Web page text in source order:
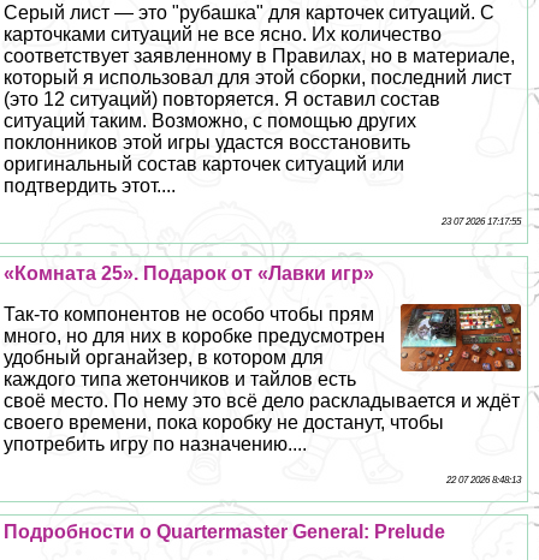
Серый лист — это "рубашка" для карточек ситуаций. С
карточками ситуаций не все ясно. Их количество
соответствует заявленному в Правилах, но в материале,
который я использовал для этой сборки, последний лист
(это 12 ситуаций) повторяется. Я оставил состав
ситуаций таким. Возможно, с помощью других
поклонников этой игры удастся восстановить
оригинальный состав карточек ситуаций или
подтвердить этот....
23 07 2026 17:17:55
«Комната 25». Подарок от «Лавки игр»
Так-то компонентов не особо чтобы прям
много, но для них в коробке предусмотрен
удобный органайзер, в котором для
каждого типа жетончиков и тайлов есть
своё место. По нему это всё дело раскладывается и ждёт
своего времени, пока коробку не достанут, чтобы
употребить игру по назначению....
22 07 2026 8:48:13
Подробности о Quartermaster General: Prelude